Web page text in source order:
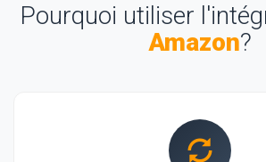
Pourquoi utiliser
Amazon?